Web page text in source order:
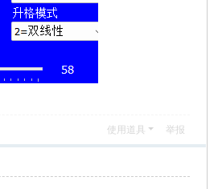
使用道具 举报